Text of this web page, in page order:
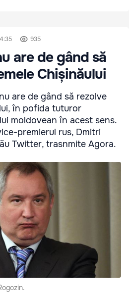
935
are de gând să
Chișinăului
are de gând să rezolve
în pofida tuturor
moldovean în acest sens.
premierul rus, Dmitri
Twitter, trasnmite Agora.